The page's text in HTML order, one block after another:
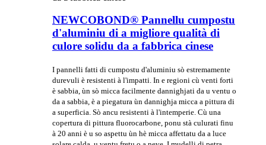
NEWCOBOND® Pannellu cumpostu
d'aluminiu di a migliore qualità di
culore solidu da a fabbrica cinese
I pannelli fatti di cumpostu d'aluminiu sò estremamente
durevuli è resistenti à l'impatti. In e regioni cù venti forti
è sabbia, ùn sò micca facilmente dannighjati da u ventu o
da a sabbia, è a piegatura ùn dannighja micca a pittura di
a superficia. Sò ancu resistenti à l'intemperie. Cù una
copertura di pittura fluorocarbone, ponu stà culurati finu
à 20 anni è u so aspettu ùn hè micca affettatu da a luce